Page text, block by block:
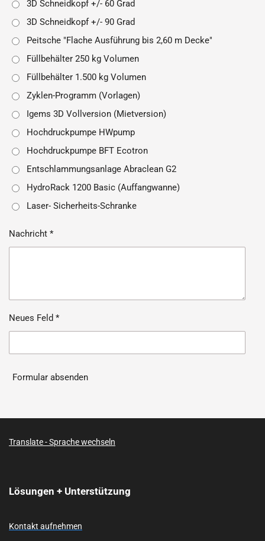
3D Schneidkopf +/- 60 Grad
3D Schneidkopf +/- 90 Grad
Peitsche "Flache Ausführung bis 2,60 m Decke"
Füllbehälter 250 kg Volumen
Füllbehälter 1.500 kg Volumen
Zyklen-Programm (Vorlagen)
Igems 3D Vollversion (Mietversion)
Hochdruckpumpe HWpump
Hochdruckpumpe BFT Ecotron
Entschlammungsanlage Abraclean G2
HydroRack 1200 Basic (Auffangwanne)
Laser- Sicherheits-Schranke
Nachricht *
Neues Feld *
Formular absenden
Translate - Sprache wechseln
Lösungen + Unterstützung
Kontakt aufnehmen